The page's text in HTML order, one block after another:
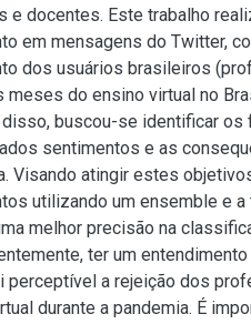
e docentes. Este trabalho
em mensagens do Twitter,
dos usuários brasileiros
meses do ensino virtual no
disso, buscou-se identificar
sentimentos e as
Visando atingir estes
utilizando um ensemble e
melhor precisão na
ter um
perceptível a rejeição dos
durante a pandemia. É